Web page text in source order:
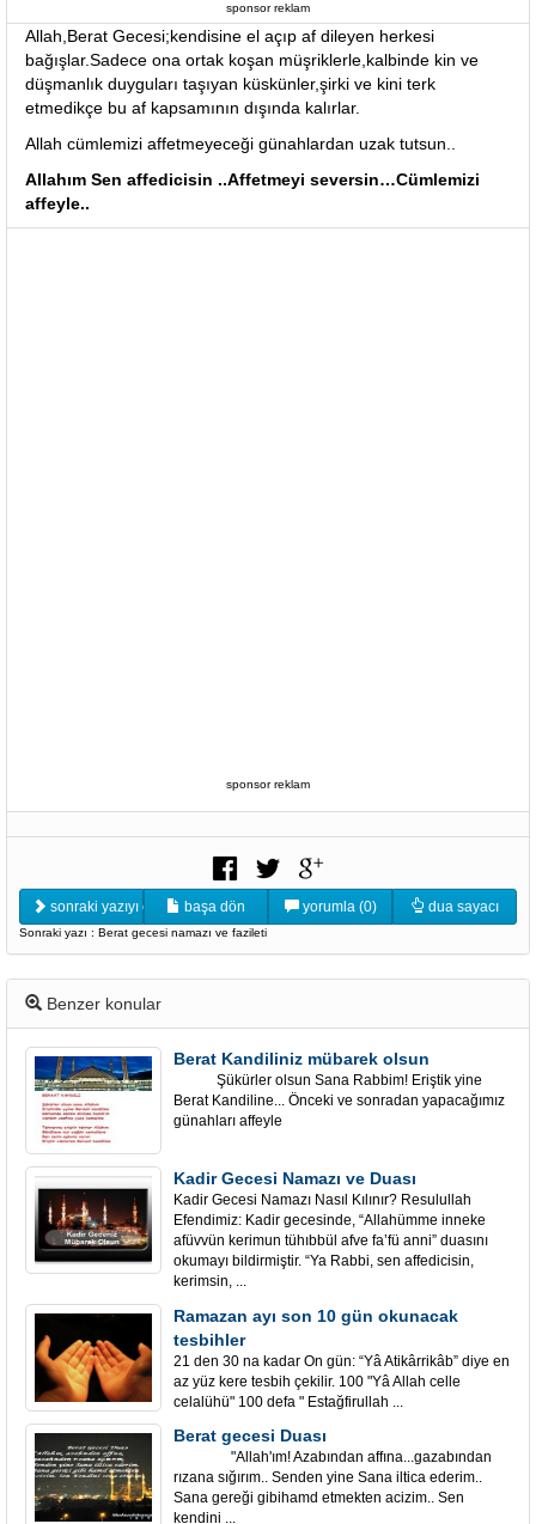
sponsor reklam
Allah,Berat Gecesi;kendisine el açıp af dileyen herkesi
bağışlar.Sadece ona ortak koşan müşriklerle,kalbinde kin ve
düşmanlık duyguları taşıyan küskünler,şirki ve kini terk
etmedikçe bu af kapsamının dışında kalırlar.
Allah cümlemizi affetmeyeceği günahlardan uzak tutsun..
Allahım Sen affedicisin ..Affetmeyi seversin…Cümlemizi
affeyle..
sponsor reklam
sonraki yazıyı oku başa dön yorumla (0) dua sayacı
Sonraki yazı : Berat gecesi namazı ve fazileti
Benzer konular
Berat Kandiliniz mübarek olsun
Şükürler olsun Sana Rabbim! Eriştik yine
Berat Kandiline... Önceki ve sonradan yapacağımız
günahları affeyle
Kadir Gecesi Namazı ve Duası
Kadir Gecesi Namazı Nasıl Kılınır? Resulullah
Efendimiz: Kadir gecesinde, “Allahümme inneke
afüvvün kerimun tühıbbül afve fa’fü anni” duasını
okumayı bildirmiştir. “Ya Rabbi, sen affedicisin,
kerimsin, ...
Ramazan ayı son 10 gün okunacak
tesbihler
21 den 30 na kadar On gün: “Yâ Atikârrikâb” diye en
az yüz kere tesbih çekilir. 100 "Yâ Allah celle
celalühü" 100 defa " Estağfirullah ...
Berat gecesi Duası
"Allah'ım! Azabından affına...gazabından
rızana sığırım.. Senden yine Sana iltica ederim..
Sana gereği gibihamd etmekten acizim.. Sen
kendini ...